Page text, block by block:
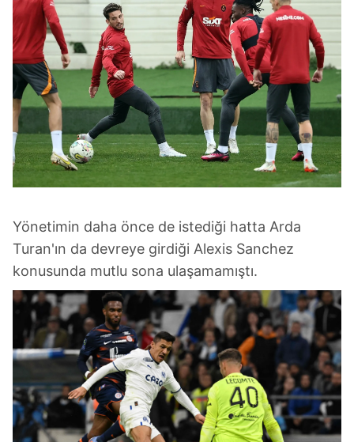
Yönetimin daha önce de istediği hatta Arda
Turan'ın da devreye girdiği Alexis Sanchez
konusunda mutlu sona ulaşamamıştı.